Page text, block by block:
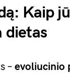
Kaip
dietas
– evoliucinio